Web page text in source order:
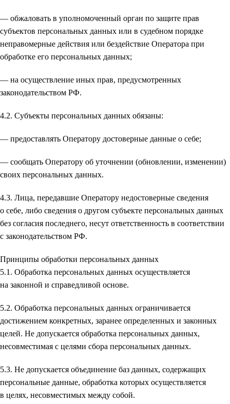
— обжаловать в уполномоченный орган по защите прав
субъектов персональных данных или в судебном порядке
неправомерные действия или бездействие Оператора при
обработке его персональных данных;
— на осуществление иных прав, предусмотренных
законодательством РФ.
4.2. Субъекты персональных данных обязаны:
— предоставлять Оператору достоверные данные о себе;
— сообщать Оператору об уточнении (обновлении, изменении)
своих персональных данных.
4.3. Лица, передавшие Оператору недостоверные сведения
о себе, либо сведения о другом субъекте персональных данных
без согласия последнего, несут ответственность в соответствии
с законодательством РФ.
Принципы обработки персональных данных
5.1. Обработка персональных данных осуществляется
на законной и справедливой основе.
5.2. Обработка персональных данных ограничивается
достижением конкретных, заранее определенных и законных
целей. Не допускается обработка персональных данных,
несовместимая с целями сбора персональных данных.
5.3. Не допускается объединение баз данных, содержащих
персональные данные, обработка которых осуществляется
в целях, несовместимых между собой.